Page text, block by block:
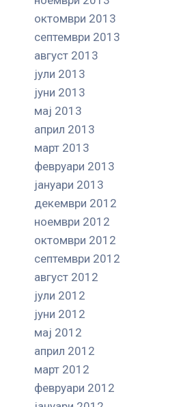
октомври 2013
септември 2013
август 2013
јули 2013
јуни 2013
мај 2013
април 2013
март 2013
февруари 2013
јануари 2013
декември 2012
ноември 2012
октомври 2012
септември 2012
август 2012
јули 2012
јуни 2012
мај 2012
април 2012
март 2012
февруари 2012